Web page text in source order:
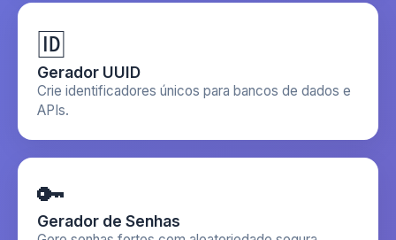
🆔
Gerador UUID
Crie identificadores únicos para bancos de dados e
APIs.
🔑
Gerador de Senhas